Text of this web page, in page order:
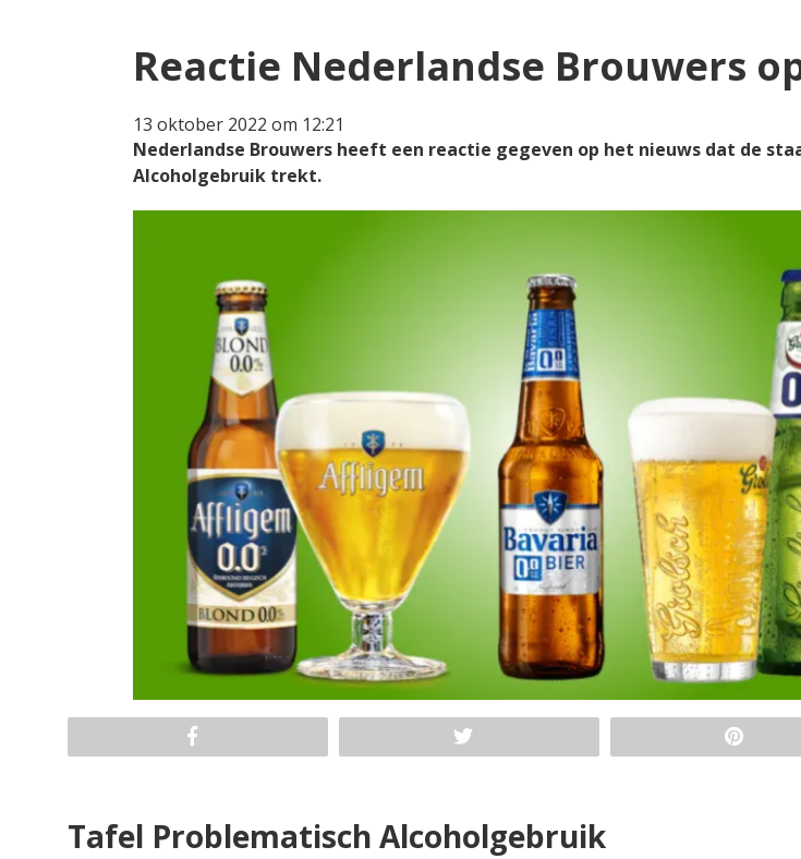
Reactie Nederlandse Brouwers
13 oktober 2022 om 12:21
Nederlandse Brouwers heeft een reactie gegeven op het nieuws dat de
Alcoholgebruik trekt.
Tafel Problematisch Alcoholgebruik